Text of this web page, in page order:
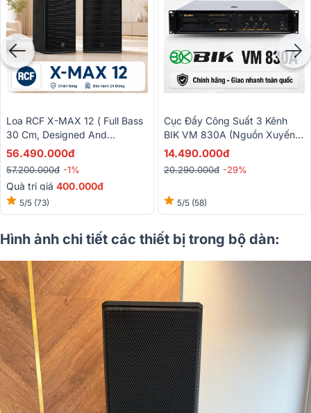
Loa RCF X-MAX 12 ( Full Bass
30 Cm, Designed And
Engineered In Italy)
56.490.000đ
57.200.000đ -1%
Quà trị giá 400.000đ
5/5 (73)
Cục Đẩy Công Suất 3 Kênh
BIK VM 830A (Nguồn Xuyến,
Class H)
14.490.000đ
20.290.000đ -29%
5/5 (58)
Hình ảnh chi tiết các thiết bị trong bộ dàn: